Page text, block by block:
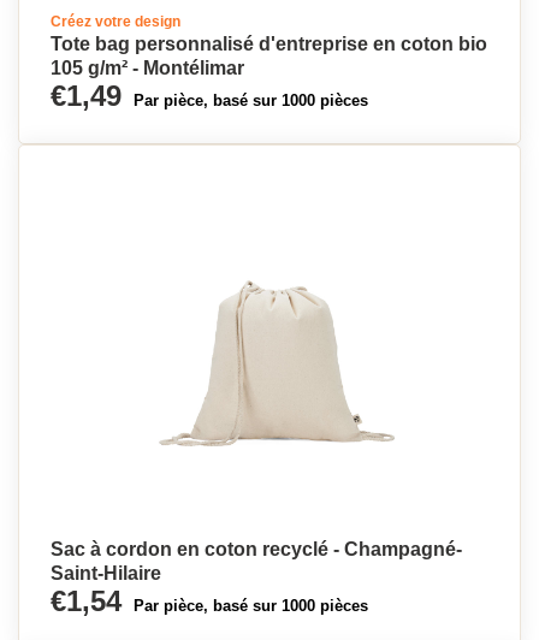
Créez votre design
Tote bag personnalisé d'entreprise en coton bio
105 g/m² - Montélimar
€1,49 Par pièce, basé sur 1000 pièces
Sac à cordon en coton recyclé - Champagné-
Saint-Hilaire
€1,54 Par pièce, basé sur 1000 pièces